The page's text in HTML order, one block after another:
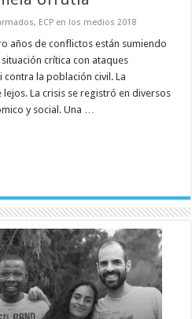
, ECP en los medios 2018
años de conflictos están sumiendo
crítica con ataques
la población civil. La
La crisis se registró en diversos
y social. Una …